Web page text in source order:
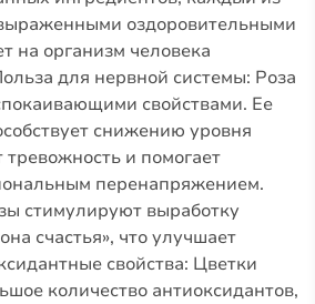
оздоровительными
на организм человека
для нервной системы: Роза
свойствами. Ее
снижению уровня
тревожность и помогает
перенапряжением.
стимулируют выработку
счастья», что улучшает
свойства: Цветки
количество антиоксидантов,